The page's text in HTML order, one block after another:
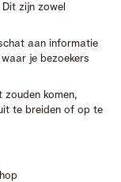
zijn zowel
aan informatie
je bezoekers
zouden komen,
te breiden of op te